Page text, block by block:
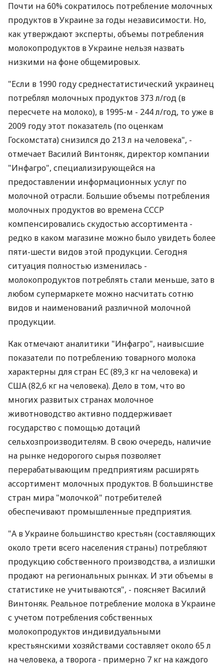
Почти на 60% сократилось потребление молочных
продуктов в Украине за годы независимости. Но,
как утверждают эксперты, объемы потребления
молокопродуктов в Украине нельзя назвать
низкими на фоне общемировых.
"Если в 1990 году среднестатистический украинец
потреблял молочных продуктов 373 л/год (в
пересчете на молоко), в 1995-м - 244 л/год, то уже в
2009 году этот показатель (по оценкам
Госкомстата) снизился до 213 л на человека", -
отмечает Василий Винтоняк, директор компании
"Инфагро", специализирующейся на
предоставлении информационных услуг по
молочной отрасли. Большие объемы потребления
молочных продуктов во времена СССР
компенсировались скудостью ассортимента -
редко в каком магазине можно было увидеть более
пяти-шести видов этой продукции. Сегодня
ситуация полностью изменилась -
молокопродуктов потреблять стали меньше, зато в
любом супермаркете можно насчитать сотню
видов и наименований различной молочной
продукции.
Как отмечают аналитики "Инфагро", наивысшие
показатели по потреблению товарного молока
характерны для стран ЕС (89,3 кг на человека) и
США (82,6 кг на человека). Дело в том, что во
многих развитых странах молочное
животноводство активно поддерживает
государство с помощью дотаций
сельхозпроизводителям. В свою очередь, наличие
на рынке недорогого сырья позволяет
перерабатывающим предприятиям расширять
ассортимент молочных продуктов. В большинстве
стран мира "молочкой" потребителей
обеспечивают промышленные предприятия.
"А в Украине большинство крестьян (составляющих
около трети всего населения страны) потребляют
продукцию собственного производства, а излишки
продают на региональных рынках. И эти объемы в
статистике не учитываются", - поясняет Василий
Винтоняк. Реальное потребление молока в Украине
с учетом потребления собственных
молокопродуктов индивидуальными
крестьянскими хозяйствами составляет около 65 л
на человека, а творога - примерно 7 кг на каждого